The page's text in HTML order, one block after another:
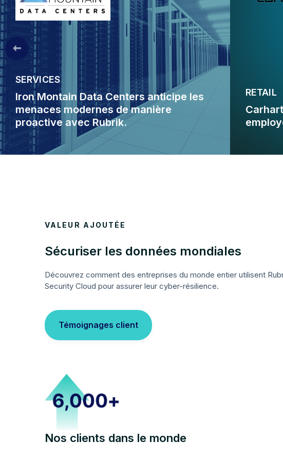
SERVICES
Iron Montain Data Centers anticipe les
menaces modernes de manière
proactive avec Rubrik.
RETAIL
VALEUR AJOUTÉE
Sécuriser les données mondiales
Découvrez comment des entreprises du monde entier utilisent
Security Cloud pour assurer leur cyber-résilience.
Témoignages client
Nos clients dans le monde